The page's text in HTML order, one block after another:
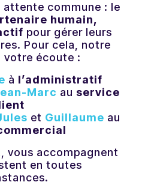
commune : le
humain,
pour gérer leurs
Pour cela, notre
votre écoute :
à l’administratif
Marc au service
et Guillaume au
vous accompagnent
en toutes